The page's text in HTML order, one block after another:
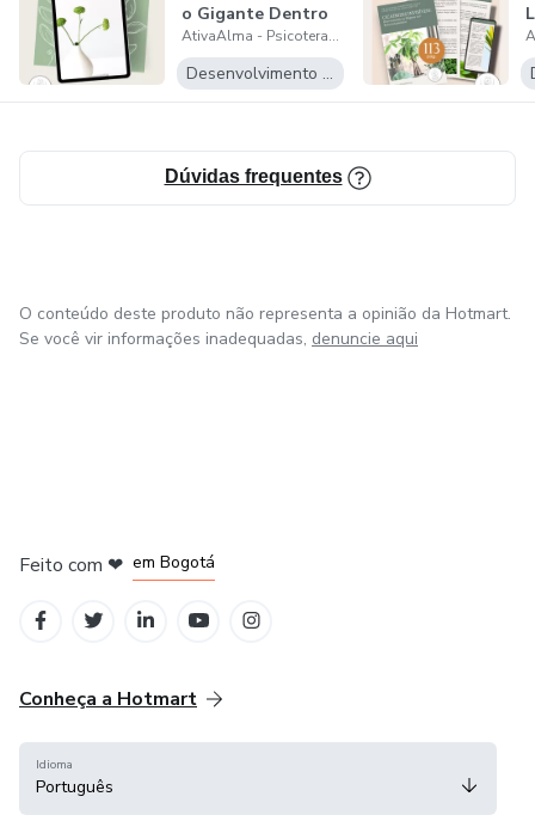
o Gigante Dentro
de Si!
AtivaAlma - Psicoterapia Online
Desenvolvimento Pessoal
Dúvidas frequentes
O conteúdo deste produto não representa a opinião da Hotmart.
Se você vir informações inadequadas, denuncie aqui
Feito com ❤ em Bogotá
Conheça a Hotmart
Idioma
Português